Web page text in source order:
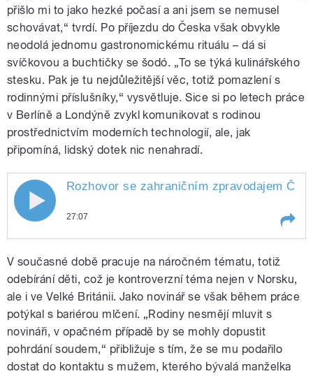
přišlo mi to jako hezké počasí a ani jsem se nemusel
schovávat,“ tvrdí. Po příjezdu do Česka však obvykle
neodolá jednomu gastronomickému rituálu – dá si
svíčkovou a buchtičky se šodó. „To se týká kulinářského
stesku. Pak je tu nejdůležitější věc, totiž pomazlení s
rodinnými příslušníky,“ vysvětluje. Sice si po letech práce
v Berlíně a Londýně zvykl komunikovat s rodinou
prostřednictvím moderních technologií, ale, jak
připomíná, lidský dotek nic nenahradí.
Rozhovor se zahraničním zpravodajem
27:07
zpravodajem Českého rozhlasu v
Londýně Jiřím Hoškem o otázce
odebírání dětí britskými úřady,
uprchlících mířících do Spojeného
království a také o tom, jací jsou
Britové. Moderuje Lucie
V současné době pracuje na náročném tématu, totiž
odebírání děti, což je kontroverzní téma nejen v Norsku,
ale i ve Velké Británii. Jako novinář se však během práce
potýkal s bariérou mlčení. „Rodiny nesmějí mluvit s
novináři, v opačném případě by se mohly dopustit
pohrdání soudem,“ přibližuje s tím, že se mu podařilo
dostat do kontaktu s mužem, kterého bývalá manželka